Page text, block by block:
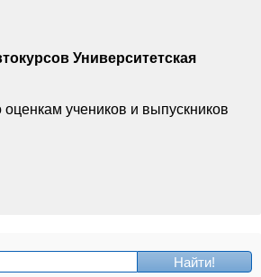
Университетская
учеников и выпускников
Найти!